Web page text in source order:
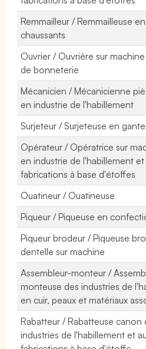
Remmailleur / Remmailleuse
chaussants
Ouvrier / Ouvrière sur
de bonneterie
Mécanicien / Mécanicienne
en industrie de l'habillement
Surjeteur / Surjeteuse en
Opérateur / Opératrice sur
en industrie de l'habillement et
fabrications à base d'étoffes
Ouatineur / Ouatineuse
Piqueur / Piqueuse en
Piqueur brodeur / Piqueuse
dentelle sur machine
Assembleur-monteur /
monteuse des industries de
en cuir, peaux et matériaux
Rabatteur / Rabatteuse canon
industries de l'habillement et